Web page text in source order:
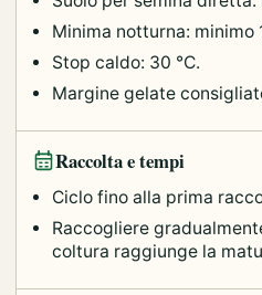
Minima notturna: minimo
Stop caldo: 30 °C.
Margine gelate
Raccolta e tempi
Ciclo fino alla prima
Raccogliere
coltura raggiunge la